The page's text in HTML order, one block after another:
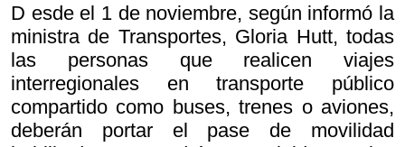
D esde el 1 de noviembre, según informó la
ministra de Transportes, Gloria Hutt, todas
las personas que realicen viajes
interregionales en transporte público
compartido como buses, trenes o aviones,
deberán portar el pase de movilidad